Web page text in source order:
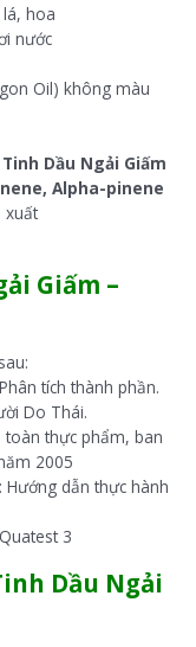
hoa
nước
Oil) không màu
Dầu Ngải Giấm
Alpha-pinene
xuất
Giấm –
tích thành phần.
Do Thái.
toàn thực phẩm, ban
2005
Hướng dẫn thực hành
3
Dầu Ngải